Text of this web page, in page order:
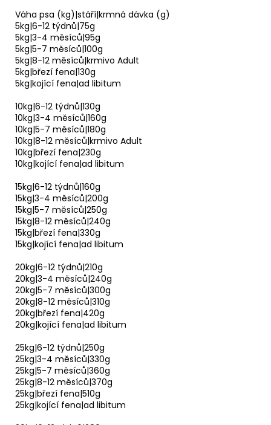
Váha psa (kg)|stáří|krmná dávka (g)
5kg|6-12 týdnů|75g
5kg|3-4 měsíců|95g
5kg|5-7 měsíců|100g
5kg|8-12 měsíců|krmivo Adult
5kg|březí fena|130g
5kg|kojící fena|ad libitum
10kg|6-12 týdnů|130g
10kg|3-4 měsíců|160g
10kg|5-7 měsíců|180g
10kg|8-12 měsíců|krmivo Adult
10kg|březí fena|230g
10kg|kojící fena|ad libitum
15kg|6-12 týdnů|160g
15kg|3-4 měsíců|200g
15kg|5-7 měsíců|250g
15kg|8-12 měsíců|240g
15kg|březí fena|330g
15kg|kojící fena|ad libitum
20kg|6-12 týdnů|210g
20kg|3-4 měsíců|240g
20kg|5-7 měsíců|300g
20kg|8-12 měsíců|310g
20kg|březí fena|420g
20kg|kojící fena|ad libitum
25kg|6-12 týdnů|250g
25kg|3-4 měsíců|330g
25kg|5-7 měsíců|360g
25kg|8-12 měsíců|370g
25kg|březí fena|510g
25kg|kojící fena|ad libitum